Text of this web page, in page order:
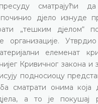
сматрајући
починио дјело изнуде
„тешким дјелом“
организације.
елеменат
Кривичног закона и
подносиоцу
сматрати онима
а то је покушај